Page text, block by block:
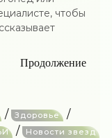
чтобы
Продолжение
/ Здоровье /
/ Новости звезд